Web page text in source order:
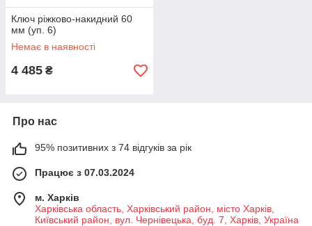
Ключ ріжково-накидний 60
мм (уп. 6)
Немає в наявності
4 485 ₴
Про нас
95% позитивних з 74 відгуків за рік
Працює з 07.03.2024
м. Харків
Харківська область, Харківський район, місто Харків,
Київський район, вул. Чернівецька, буд. 7, Харків, Україна